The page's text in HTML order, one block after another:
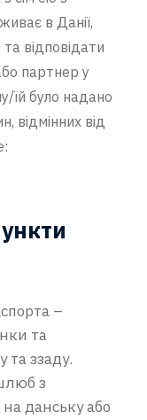
в Данії,
відповідати
партнер у
їй було надано
відмінних від
–
та
та ззаду.
з
данську або